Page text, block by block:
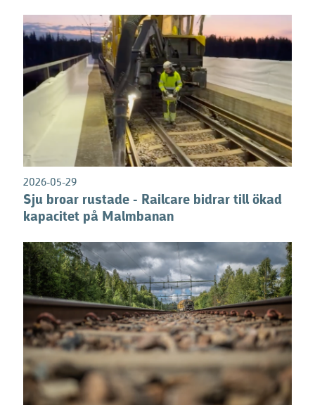
2026-05-29
Sju broar rustade - Railcare bidrar till ökad
kapacitet på Malmbanan